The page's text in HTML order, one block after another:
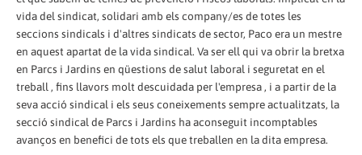
vida del sindicat, solidari amb els company/es de totes les
seccions sindicals i d'altres sindicats de sector, Paco era un mestre
en aquest apartat de la vida sindical. Va ser ell qui va obrir la bretxa
en Parcs i Jardins en qüestions de salut laboral i seguretat en el
treball , fins llavors molt descuidada per l'empresa , i a partir de la
seva acció sindical i els seus coneixements sempre actualitzats, la
secció sindical de Parcs i Jardins ha aconseguit incomptables
avanços en benefici de tots els que treballen en la dita empresa.